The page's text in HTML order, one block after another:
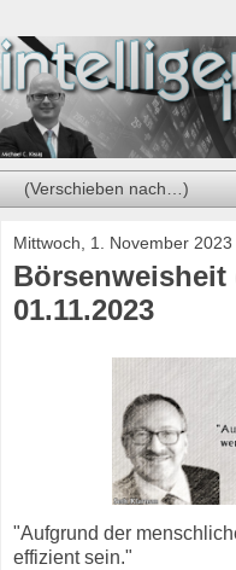
Mittwoch, 1. November 2023
Börsenweisheit
01.11.2023
"Aufgrund der
effizient sein."